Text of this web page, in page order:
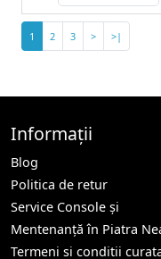
1 2 3 > >|
Informații
Blog
Politica de retur
Service Console și
Mentenanță în Piatra
Termeni si conditii